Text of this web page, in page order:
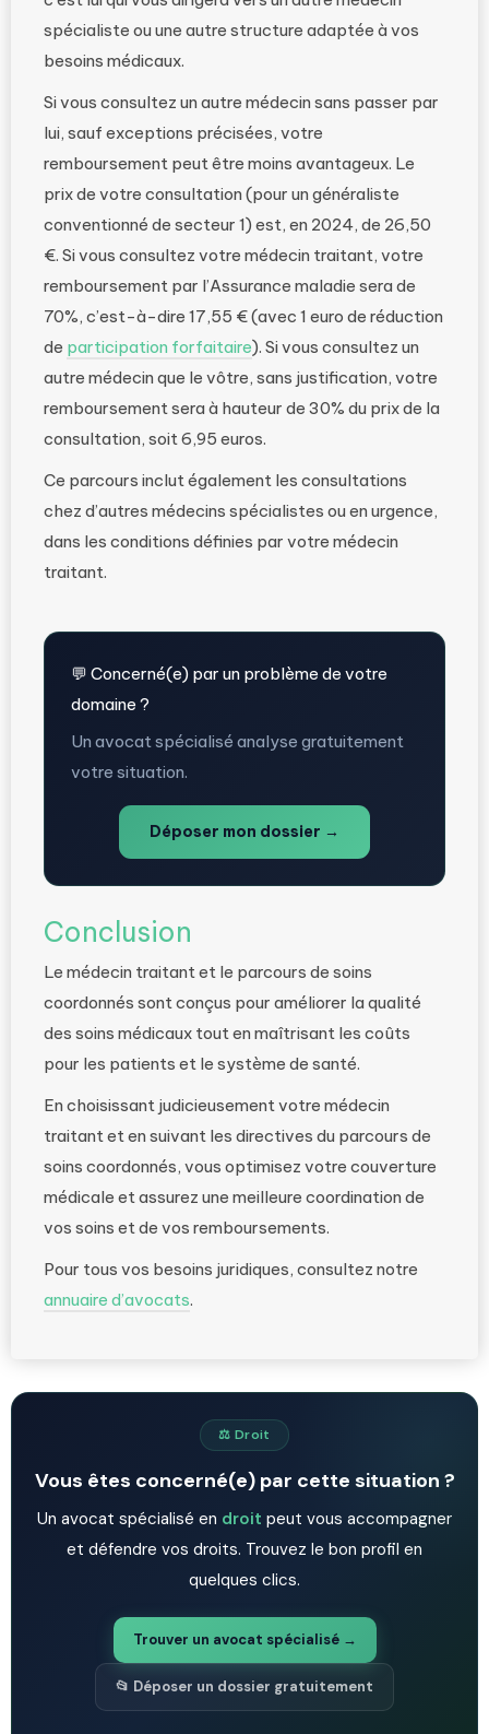
spécialiste ou une autre structure adaptée à vos
besoins médicaux.
Si vous consultez un autre médecin sans passer par
lui, sauf exceptions précisées, votre
remboursement peut être moins avantageux. Le
prix de votre consultation (pour un généraliste
conventionné de secteur 1) est, en 2024, de 26,50
€. Si vous consultez votre médecin traitant, votre
remboursement par l’Assurance maladie sera de
70%, c’est-à-dire 17,55 € (avec 1 euro de réduction
de participation forfaitaire). Si vous consultez un
autre médecin que le vôtre, sans justification, votre
remboursement sera à hauteur de 30% du prix de la
consultation, soit 6,95 euros.
Ce parcours inclut également les consultations
chez d’autres médecins spécialistes ou en urgence,
dans les conditions définies par votre médecin
traitant.
💬 Concerné(e) par un problème de votre
domaine ?
Un avocat spécialisé analyse gratuitement
votre situation.
Déposer mon dossier →
Conclusion
Le médecin traitant et le parcours de soins
coordonnés sont conçus pour améliorer la qualité
des soins médicaux tout en maîtrisant les coûts
pour les patients et le système de santé.
En choisissant judicieusement votre médecin
traitant et en suivant les directives du parcours de
soins coordonnés, vous optimisez votre couverture
médicale et assurez une meilleure coordination de
vos soins et de vos remboursements.
Pour tous vos besoins juridiques, consultez notre
annuaire d’avocats.
⚖️ Droit
Vous êtes concerné(e) par cette situation ?
Un avocat spécialisé en droit peut vous accompagner
et défendre vos droits. Trouvez le bon profil en
quelques clics.
Trouver un avocat spécialisé →
📂 Déposer un dossier gratuitement